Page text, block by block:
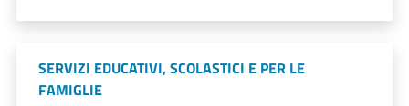
SERVIZI EDUCATIVI, SCOLASTICI E PER LE
FAMIGLIE